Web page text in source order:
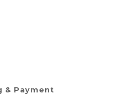
& Payment